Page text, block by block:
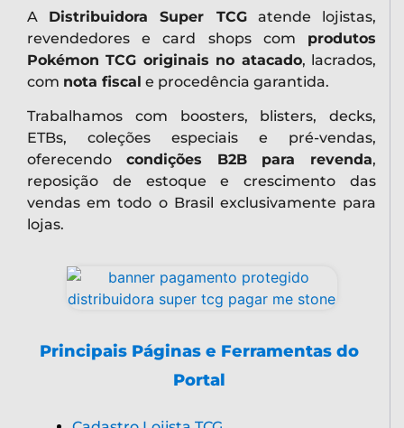
A Distribuidora Super TCGatende lojistas,
revendedores e card shops com produtos
Pokémon TCG originais no atacado, lacrados,
com nota fiscal e procedência garantida.
Trabalhamos com boosters, blisters, decks,
ETBs, coleções especiais e pré-vendas,
oferecendo condições B2B para revenda,
reposição de estoque e crescimento das
vendas em todo o Brasil exclusivamente para
lojas.
Principais Páginas e Ferramentas do
Portal